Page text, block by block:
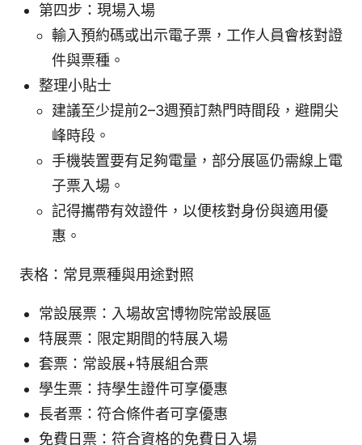
第四步：現場入場
輸入預約碼或出示電子票，工作人員會核對證
件與票種。
整理小貼士
建議至少提前2–3週預訂熱門時間段，避開尖
峰時段。
手機裝置要有足夠電量，部分展區仍需線上電
子票入場。
記得攜帶有效證件，以便核對身份與適用優
惠。
表格：常見票種與用途對照
常設展票：入場故宮博物院常設展區
特展票：限定期間的特展入場
套票：常設展+特展組合票
學生票：持學生證件可享優惠
長者票：符合條件者可享優惠
免費日票：符合資格的免費日入場